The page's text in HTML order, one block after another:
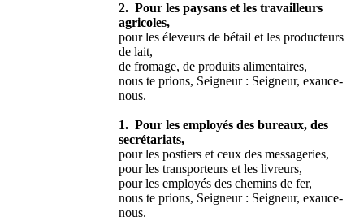
2. Pour les paysans et les travailleurs
agricoles,
pour les éleveurs de bétail et les producteurs
de lait,
de fromage, de produits alimentaires,
nous te prions, Seigneur : Seigneur, exauce-
nous.
1. Pour les employés des bureaux, des
secrétariats,
pour les postiers et ceux des messageries,
pour les transporteurs et les livreurs,
pour les employés des chemins de fer,
nous te prions, Seigneur : Seigneur, exauce-
nous.